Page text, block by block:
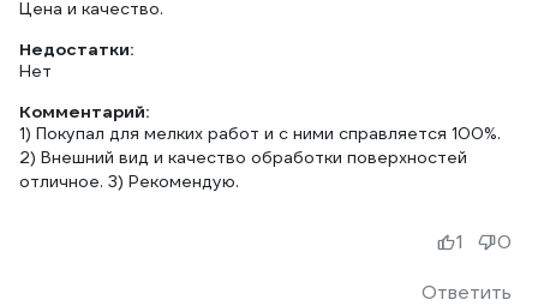
Цена и качество.
Недостатки:
Нет
Комментарий:
1) Покупал для мелких работ и с ними справляется 100%.
2) Внешний вид и качество обработки поверхностей
отличное. 3) Рекомендую.
Ответить
1 0